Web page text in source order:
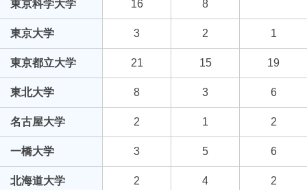
東京科学大学 16 8
東京大学 3 2 1
東京都立大学 21 15 19
東北大学 8 3 6
名古屋大学 2 1 2
一橋大学 3 5 6
北海道大学 2 4 2